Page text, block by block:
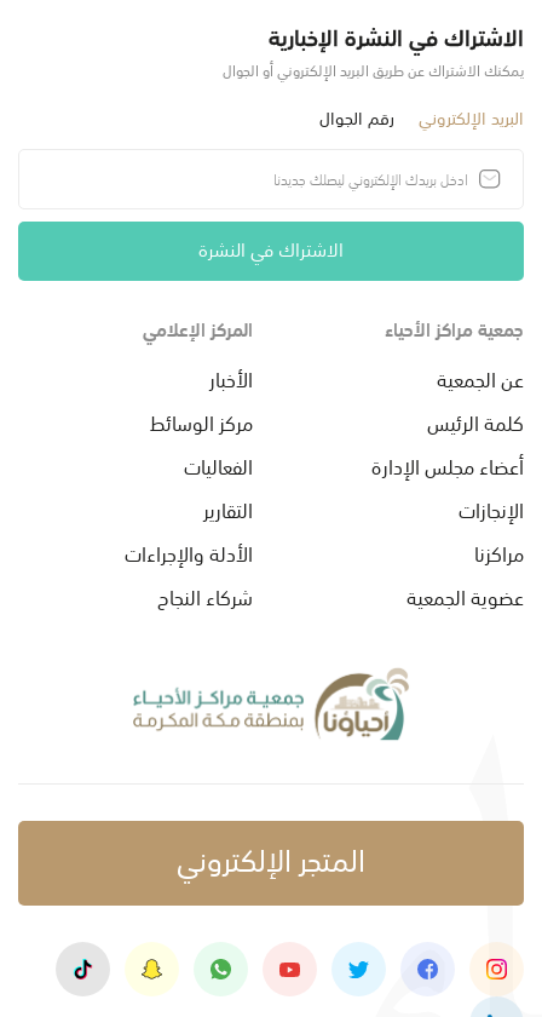
الاشتراك في النشرة الإخبارية
يمكنك الاشتراك عن طريق البريد الإلكتروني أو الجوال
البريد الإلكتروني رقم الجوال
الاشتراك في النشرة
جمعية مراكز الأحياء
عن الجمعية
كلمة الرئيس
أعضاء مجلس الإدارة
الإنجازات
مراكزنا
عضوية الجمعية
المركز الإعلامي
الأخبار
مركز الوسائط
الفعاليات
التقارير
الأدلة والإجراءات
شركاء النجاح
المتجر الإلكتروني